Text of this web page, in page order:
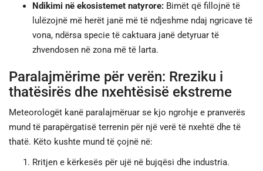
Ndikimi në ekosistemet natyrore: Bimët që fillojnë të
lulëzojnë më herët janë më të ndjeshme ndaj ngricave të
vona, ndërsa specie të caktuara janë detyruar të
zhvendosen në zona më të larta.
Paralajmërime për verën: Rreziku i
thatësirës dhe nxehtësisë ekstreme
Meteorologët kanë paralajmëruar se kjo ngrohje e pranverës
mund të parapërgatisë terrenin për një verë të nxehtë dhe të
thatë. Këto kushte mund të çojnë në:
Rritjen e kërkesës për ujë në bujqësi dhe industria.